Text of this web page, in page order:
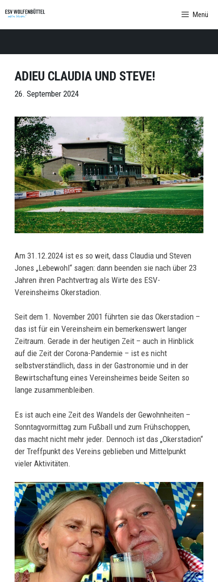
Inhalt
springen
Menü
ADIEU CLAUDIA UND STEVE!
26. September 2024
Am 31.12.2024 ist es so weit, dass Claudia und Steven
Jones „Lebewohl“ sagen: dann beenden sie nach über 23
Jahren ihren Pachtvertrag als Wirte des ESV-
Vereinsheims Okerstadion.
Seit dem 1. November 2001 führten sie das Okerstadion –
das ist für ein Vereinsheim ein bemerkenswert langer
Zeitraum. Gerade in der heutigen Zeit – auch in Hinblick
auf die Zeit der Corona-Pandemie – ist es nicht
selbstverständlich, dass in der Gastronomie und in der
Bewirtschaftung eines Vereinsheimes beide Seiten so
lange zusammenbleiben.
Es ist auch eine Zeit des Wandels der Gewohnheiten –
Sonntagvormittag zum Fußball und zum Frühschoppen,
das macht nicht mehr jeder. Dennoch ist das „Okerstadion“
der Treffpunkt des Vereins geblieben und Mittelpunkt
vieler Aktivitäten.